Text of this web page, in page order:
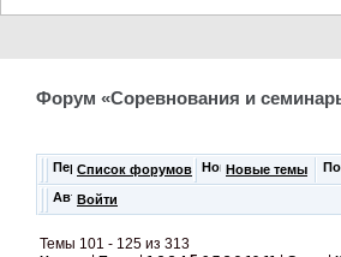
Форум «Соревнования и
Список форумов Новые темы
Войти
Темы 101 - 125 из 313